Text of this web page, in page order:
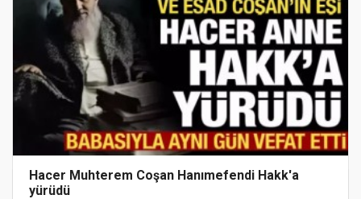
Hacer Muhterem Coşan Hanımefendi Hakk'a
yürüdü